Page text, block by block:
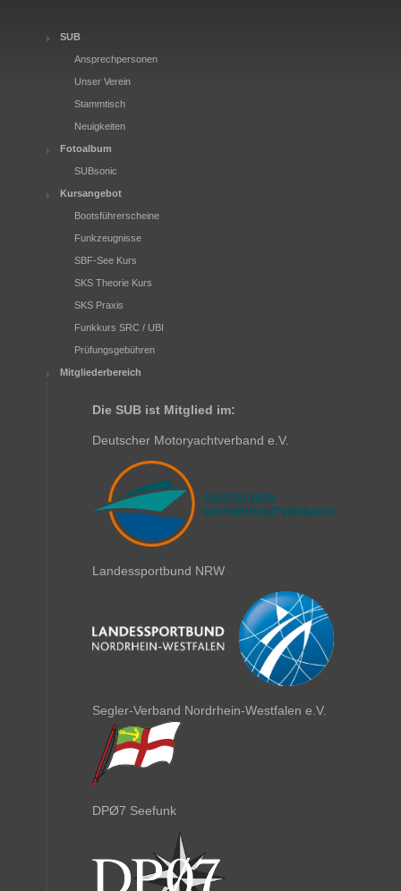
SUB
Ansprechpersonen
Unser Verein
Stammtisch
Neuigkeiten
Fotoalbum
SUBsonic
Kursangebot
Bootsführerscheine
Funkzeugnisse
SBF-See Kurs
SKS Theorie Kurs
SKS Praxis
Funkkurs SRC / UBI
Prüfungsgebühren
Mitgliederbereich
Die SUB ist Mitglied im:
Deutscher Motoryachtverband e.V.
Landessportbund NRW
Segler-Verband Nordrhein-Westfalen e.V.
DPØ7 Seefunk